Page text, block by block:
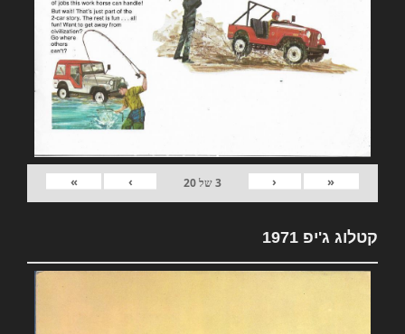
«
‹
3של20
›
»
קטלוג ג'יפ 1971